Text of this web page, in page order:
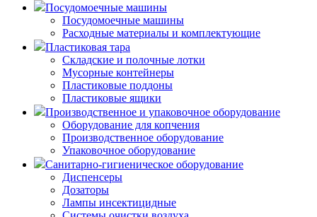
Посудомоечные машины
Посудомоечные машины
Расходные материалы и комплектующие
Пластиковая тара
Складские и полочные лотки
Мусорные контейнеры
Пластиковые поддоны
Пластиковые ящики
Производственное и упаковочное оборудование
Оборудование для копчения
Производственное оборудование
Упаковочное оборудование
Санитарно-гигиеническое оборудование
Диспенсеры
Дозаторы
Лампы инсектицидные